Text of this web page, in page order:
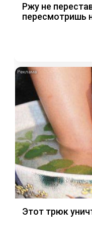
Ржу не
пересмотришь
Этот трюк